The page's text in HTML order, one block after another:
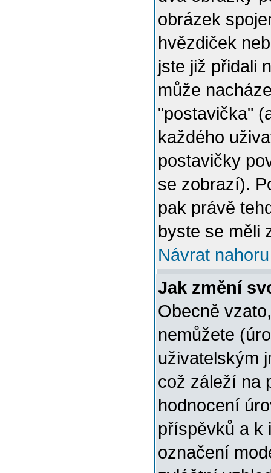
obrázek
hvězdiček
jste již přidali
může
"postavička"
každého
postavičky
se zobrazí).
pak právě
byste se měli
Návrat nahoru
Jak změní
Obecně
nemůžete
uživatelským
což záleží na
hodnocení
příspěvků a k
označení